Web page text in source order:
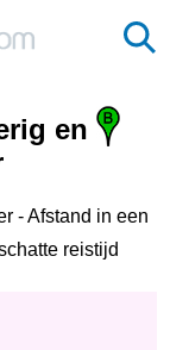
en
- Afstand in een
reistijd